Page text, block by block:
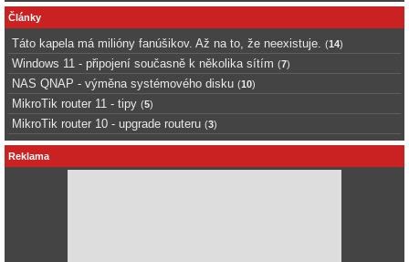
Články
Táto kapela má milióny fanúšikov. Až na to, že neexistuje. (14)
Windows 11 - připojení současně k několika sítím (7)
NAS QNAP - výměna systémového disku (10)
MikroTik router 11 - tipy (5)
MikroTik router 10 - upgrade routeru (3)
Reklama